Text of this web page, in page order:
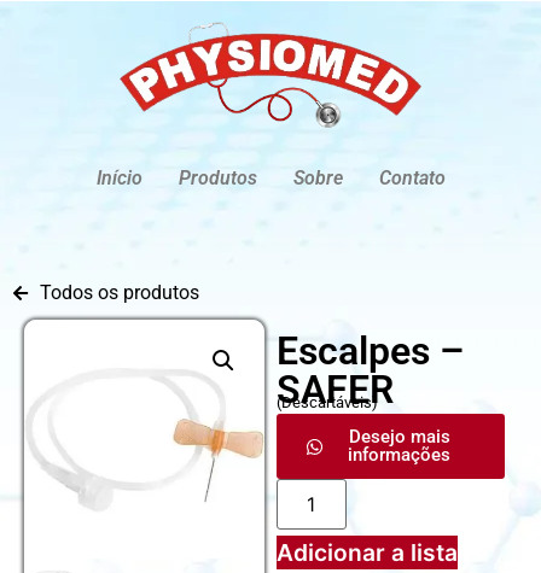
Início Produtos Sobre Contato
Todos os produtos
Escalpes –
SAFER
(Descartáveis)
Desejo mais
informações
Adicionar a lista